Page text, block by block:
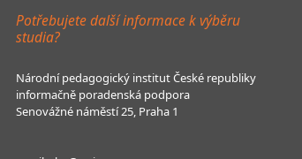
Potřebujete další informace k výběru
studia?
Národní pedagogický institut České republiky
informačně poradenská podpora
Senovážné náměstí 25, Praha 1